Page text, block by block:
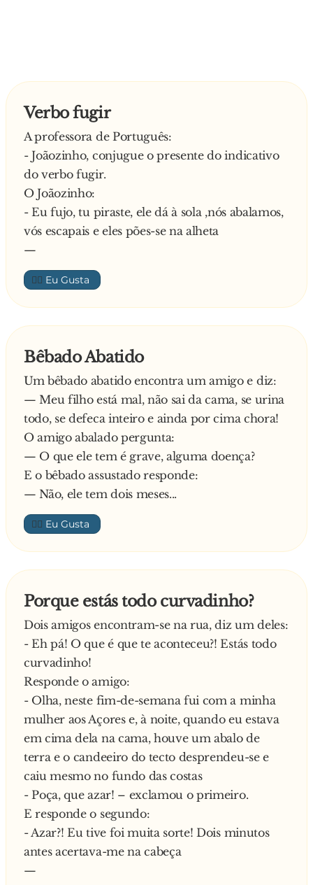
Verbo fugir
A professora de Português:
- Joãozinho, conjugue o presente do indicativo
do verbo fugir.
O Joãozinho:
- Eu fujo, tu piraste, ele dá à sola ,nós abalamos,
vós escapais e eles pões-se na alheta
—
👍🏼
Bêbado Abatido
Um bêbado abatido encontra um amigo e diz:
— Meu filho está mal, não sai da cama, se urina
todo, se defeca inteiro e ainda por cima chora!
O amigo abalado pergunta:
— O que ele tem é grave, alguma doença?
E o bêbado assustado responde:
— Não, ele tem dois meses...
👍🏼
Porque estás todo curvadinho?
Dois amigos encontram-se na rua, diz um deles:
- Eh pá! O que é que te aconteceu?! Estás todo
curvadinho!
Responde o amigo:
- Olha, neste fim-de-semana fui com a minha
mulher aos Açores e, à noite, quando eu estava
em cima dela na cama, houve um abalo de
terra e o candeeiro do tecto desprendeu-se e
caiu mesmo no fundo das costas
- Poça, que azar! – exclamou o primeiro.
E responde o segundo:
- Azar?! Eu tive foi muita sorte! Dois minutos
antes acertava-me na cabeça
—